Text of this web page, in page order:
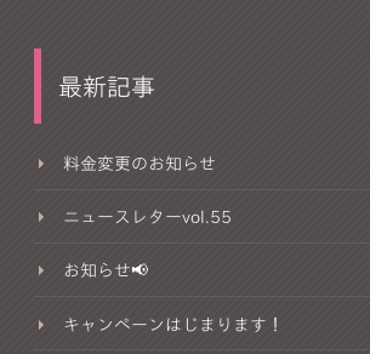
最新記事
料金変更のお知らせ
ニュースレターvol.55
お知らせ📢
キャンペーンはじまります！